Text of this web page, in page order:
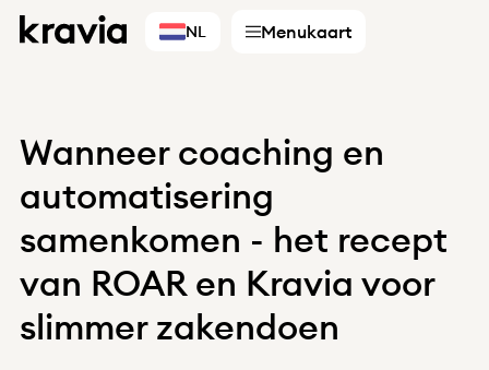
NL Menukaart
Diensten
Accountants
Bedrijven
Digitale partners
Wanneer coaching en
automatisering
samenkomen - het recept
van ROAR en Kravia voor
slimmer zakendoen